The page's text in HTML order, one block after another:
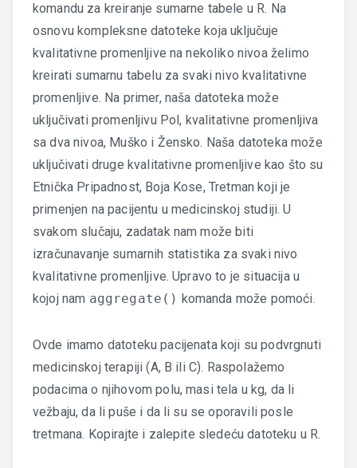
komandu za kreiranje sumarne tabele u R. Na
osnovu kompleksne datoteke koja uključuje
kvalitativne promenljive na nekoliko nivoa želimo
kreirati sumarnu tabelu za svaki nivo kvalitativne
promenljive. Na primer, naša datoteka može
uključivati promenljivu Pol, kvalitativne promenljiva
sa dva nivoa, Muško i Žensko. Naša datoteka može
uključivati druge kvalitativne promenljive kao što su
Etnička Pripadnost, Boja Kose, Tretman koji je
primenjen na pacijentu u medicinskoj studiji. U
svakom slučaju, zadatak nam može biti
izračunavanje sumarnih statistika za svaki nivo
kvalitativne promenljive. Upravo to je situacija u
kojoj nam aggregate() komanda može pomoći.
Ovde imamo datoteku pacijenata koji su podvrgnuti
medicinskoj terapiji (A, B ili C). Raspolažemo
podacima o njihovom polu, masi tela u kg, da li
vežbaju, da li puše i da li su se oporavili posle
tretmana. Kopirajte i zalepite sledeću datoteku u R.